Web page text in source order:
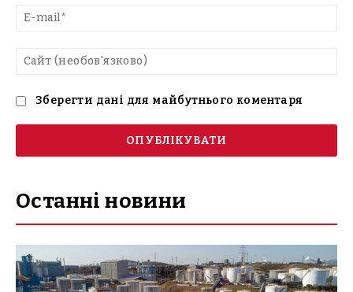
Зберегти дані для майбутнього коментаря
Останні новини